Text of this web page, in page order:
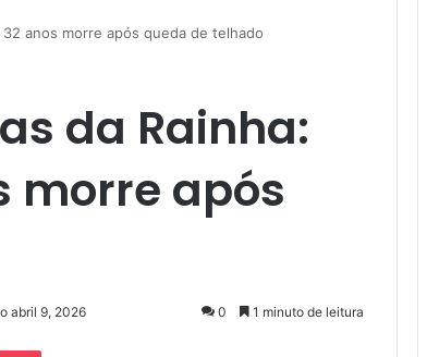
anos morre após queda de telhado
da Rainha:
morre após
abril 9, 2026 0 1 minuto de leitura
Pocket